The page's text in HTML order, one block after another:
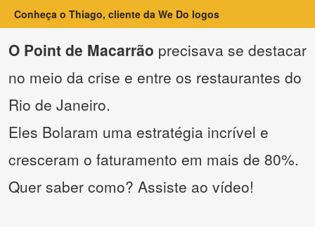
Conheça o Thiago, cliente da We Do logos
O Point de Macarrão precisava se destacar
no meio da crise e entre os restaurantes do
Rio de Janeiro.
Eles Bolaram uma estratégia incrível e
cresceram o faturamento em mais de 80%.
Quer saber como? Assiste ao vídeo!